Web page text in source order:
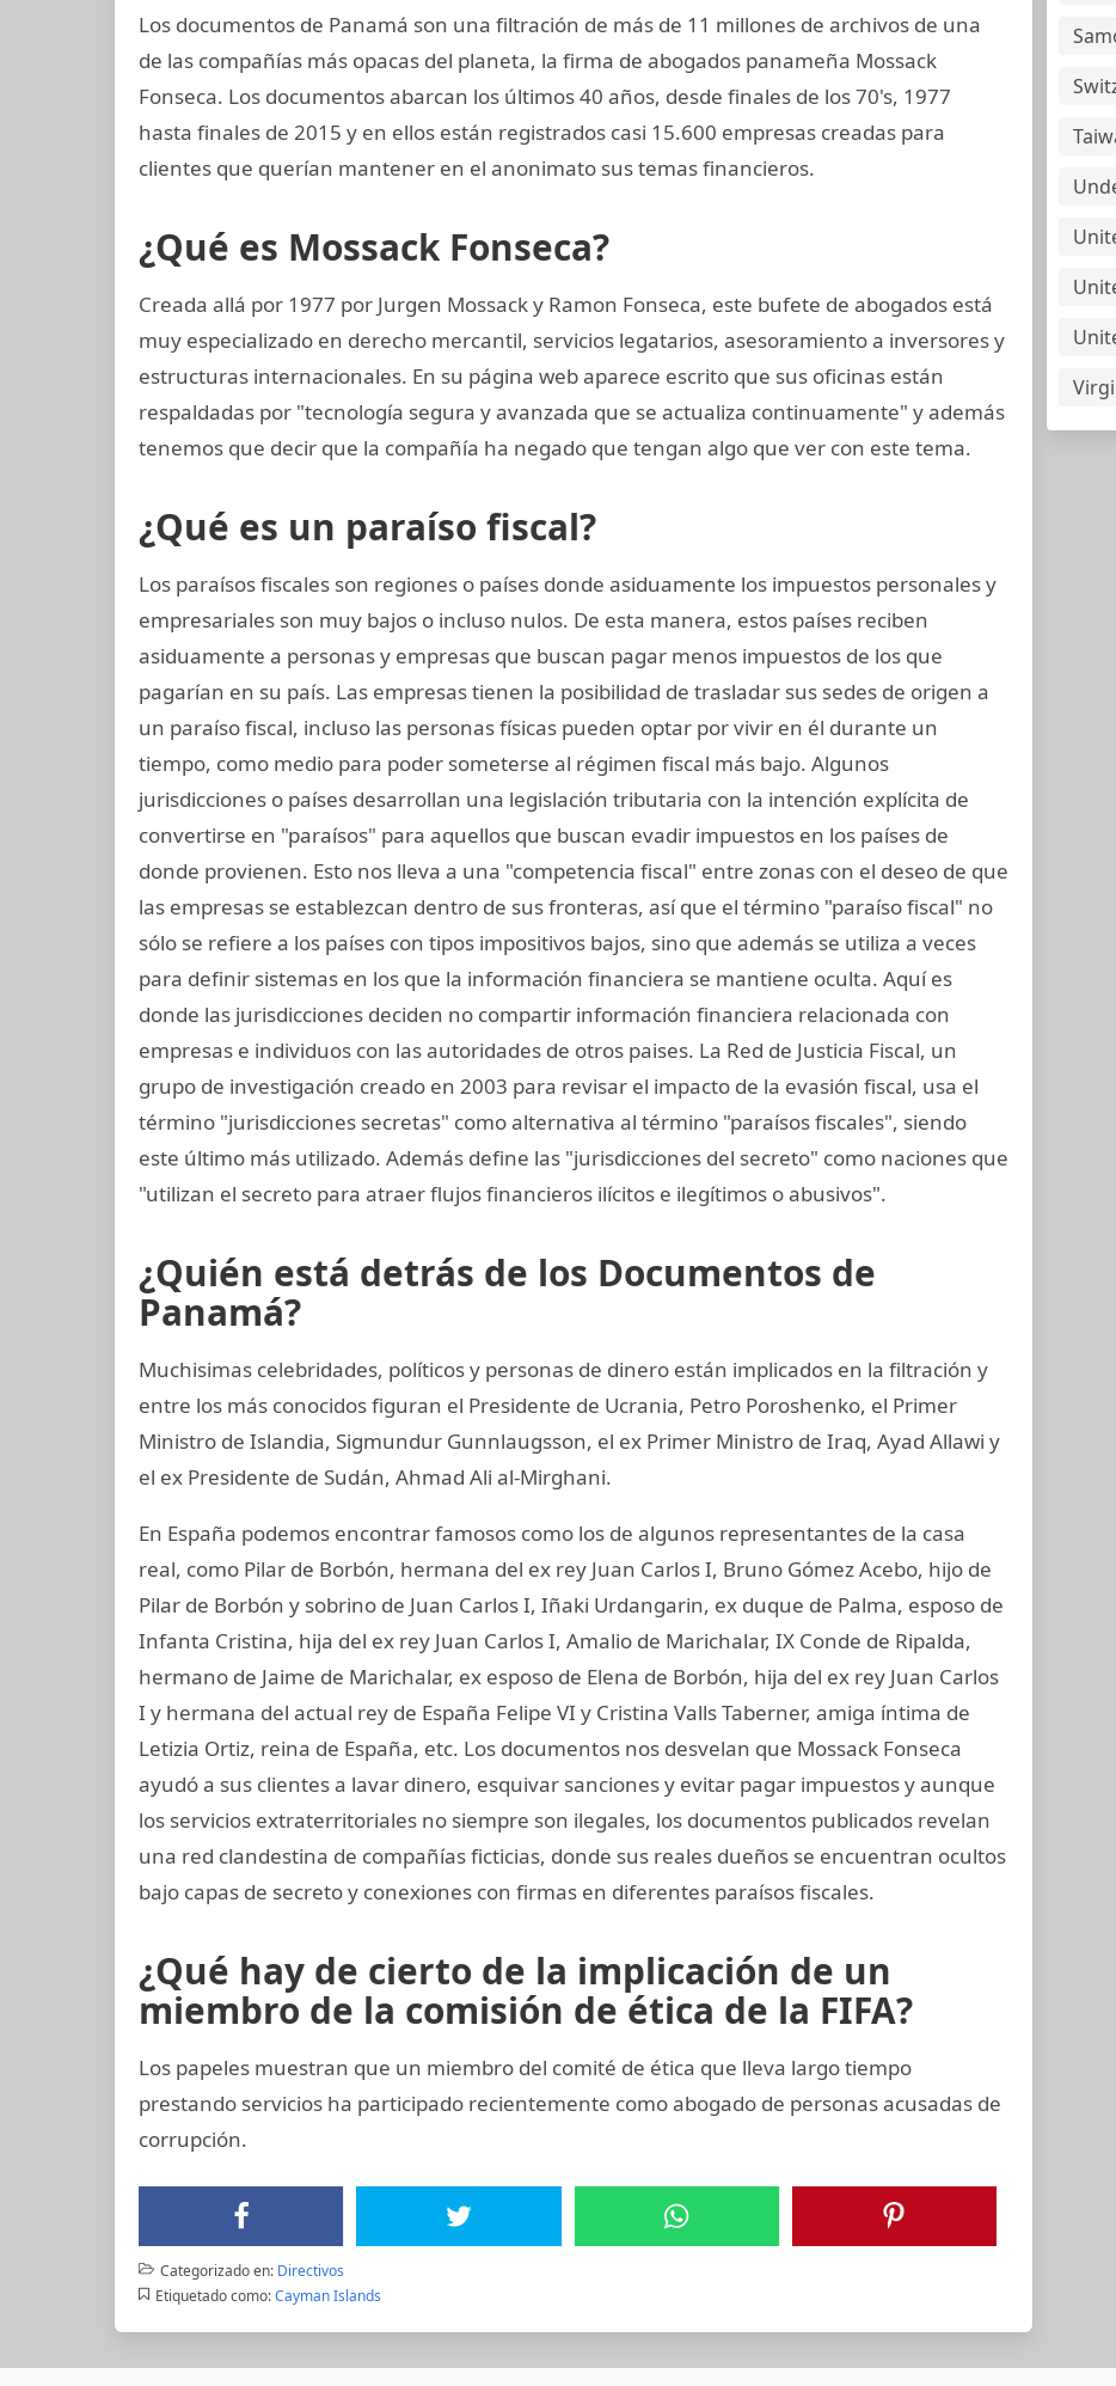
Los documentos de Panamá son una filtración de más de 11 millones de archivos de una
de las compañías más opacas del planeta, la firma de abogados panameña Mossack
Fonseca. Los documentos abarcan los últimos 40 años, desde finales de los 70's, 1977
hasta finales de 2015 y en ellos están registrados casi 15.600 empresas creadas para
clientes que querían mantener en el anonimato sus temas financieros.
¿Qué es Mossack Fonseca?
Creada allá por 1977 por Jurgen Mossack y Ramon Fonseca, este bufete de abogados está
muy especializado en derecho mercantil, servicios legatarios, asesoramiento a inversores y
estructuras internacionales. En su página web aparece escrito que sus oficinas están
respaldadas por "tecnología segura y avanzada que se actualiza continuamente" y además
tenemos que decir que la compañía ha negado que tengan algo que ver con este tema.
¿Qué es un paraíso fiscal?
Los paraísos fiscales son regiones o países donde asiduamente los impuestos personales y
empresariales son muy bajos o incluso nulos. De esta manera, estos países reciben
asiduamente a personas y empresas que buscan pagar menos impuestos de los que
pagarían en su país. Las empresas tienen la posibilidad de trasladar sus sedes de origen a
un paraíso fiscal, incluso las personas físicas pueden optar por vivir en él durante un
tiempo, como medio para poder someterse al régimen fiscal más bajo. Algunos
jurisdicciones o países desarrollan una legislación tributaria con la intención explícita de
convertirse en "paraísos" para aquellos que buscan evadir impuestos en los países de
donde provienen. Esto nos lleva a una "competencia fiscal" entre zonas con el deseo de que
las empresas se establezcan dentro de sus fronteras, así que el término "paraíso fiscal" no
sólo se refiere a los países con tipos impositivos bajos, sino que además se utiliza a veces
para definir sistemas en los que la información financiera se mantiene oculta. Aquí es
donde las jurisdicciones deciden no compartir información financiera relacionada con
empresas e individuos con las autoridades de otros paises. La Red de Justicia Fiscal, un
grupo de investigación creado en 2003 para revisar el impacto de la evasión fiscal, usa el
término "jurisdicciones secretas" como alternativa al término "paraísos fiscales", siendo
este último más utilizado. Además define las "jurisdicciones del secreto" como naciones que
"utilizan el secreto para atraer flujos financieros ilícitos e ilegítimos o abusivos".
¿Quién está detrás de los Documentos de
Panamá?
Muchisimas celebridades, políticos y personas de dinero están implicados en la filtración y
entre los más conocidos figuran el Presidente de Ucrania, Petro Poroshenko, el Primer
Ministro de Islandia, Sigmundur Gunnlaugsson, el ex Primer Ministro de Iraq, Ayad Allawi y
el ex Presidente de Sudán, Ahmad Ali al-Mirghani.
En España podemos encontrar famosos como los de algunos representantes de la casa
real, como Pilar de Borbón, hermana del ex rey Juan Carlos I, Bruno Gómez Acebo, hijo de
Pilar de Borbón y sobrino de Juan Carlos I, Iñaki Urdangarin, ex duque de Palma, esposo de
Infanta Cristina, hija del ex rey Juan Carlos I, Amalio de Marichalar, IX Conde de Ripalda,
hermano de Jaime de Marichalar, ex esposo de Elena de Borbón, hija del ex rey Juan Carlos
I y hermana del actual rey de España Felipe VI y Cristina Valls Taberner, amiga íntima de
Letizia Ortiz, reina de España, etc. Los documentos nos desvelan que Mossack Fonseca
ayudó a sus clientes a lavar dinero, esquivar sanciones y evitar pagar impuestos y aunque
los servicios extraterritoriales no siempre son ilegales, los documentos publicados revelan
una red clandestina de compañías ficticias, donde sus reales dueños se encuentran ocultos
bajo capas de secreto y conexiones con firmas en diferentes paraísos fiscales.
¿Qué hay de cierto de la implicación de un
miembro de la comisión de ética de la FIFA?
Los papeles muestran que un miembro del comité de ética que lleva largo tiempo
prestando servicios ha participado recientemente como abogado de personas acusadas de
corrupción.
Categorizado en: Directivos
Etiquetado como: Cayman Islands